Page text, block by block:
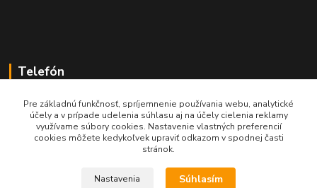
Telefón
+421 905 622 625
obchod@nozeplus.sk
Pre základnú funkčnosť, spríjemnenie používania webu, analytické
účely a v prípade udelenia súhlasu aj na účely cielenia reklamy
využívame súbory cookies. Nastavenie vlastných preferencií
cookies môžete kedykoľvek upraviť odkazom v spodnej časti
stránok.
Nastavenia Súhlasím